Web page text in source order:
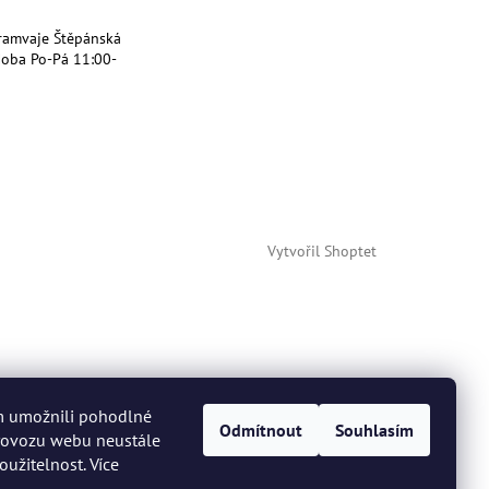
umožnili pohodlné
webu neustále
Více
Odmítnout Souhlasím
Štěpánská
Po-Pá 11:00-
Vytvořil Shoptet